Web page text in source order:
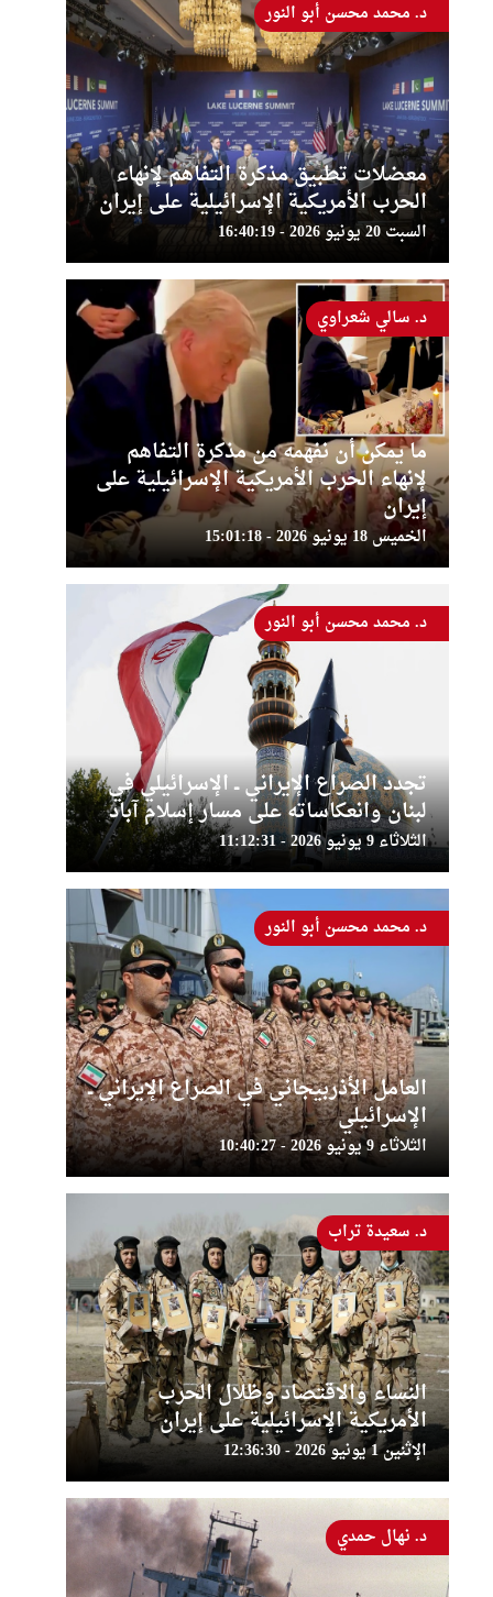
معضلات تطبيق مذكرة التفاهم لإنهاء
الحرب الأمريكية الإسرائيلية على إيران
السبت 20 يونيو 2026 - 16:40:19
د. محمد محسن أبو النور
ما يمكن أن نفهمه من مذكرة التفاهم
لإنهاء الحرب الأمريكية الإسرائيلية على
إيران
الخميس 18 يونيو 2026 - 15:01:18
د. سالي شعراوي
تجدد الصراع الإيراني ــ الإسرائيلي في
لبنان وانعكاساته على مسار إسلام آباد
الثلاثاء 9 يونيو 2026 - 11:12:31
د. محمد محسن أبو النور
العامل الأذربيجاني في الصراع الإيراني ــ
الإسرائيلي
الثلاثاء 9 يونيو 2026 - 10:40:27
د. محمد محسن أبو النور
النساء والاقتصاد وظلال الحرب
الأمريكية الإسرائيلية على إيران
الإثنين 1 يونيو 2026 - 12:36:30
د. سعيدة تراب
د. نهال حمدي